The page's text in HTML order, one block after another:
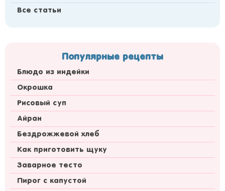
Все статьи
Популярные рецепты
Блюдо из индейки
Окрошка
Рисовый суп
Айран
Бездрожжевой хлеб
Как приготовить щуку
Заварное тесто
Пирог с капустой